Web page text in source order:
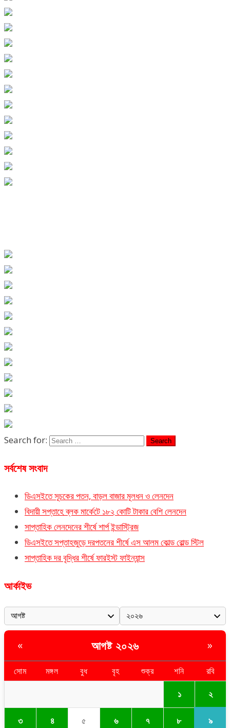
Search for:
সর্বশেষ সংবাদ
ডিএসইতে সূচকের পতন, বাড়ল বাজার মূলধন ও লেনদেন
বিদায়ী সপ্তাহে ব্লক মার্কেটে ১৮২ কোটি টাকার বেশি লেনদেন
সাপ্তাহিক লেনদেনের শীর্ষে শার্প ইন্ডাস্ট্রিজ
ডিএসইতে সপ্তাহজুড়ে দরপতনের শীর্ষে এস আলম কোল্ড রোল্ড স্টিল
সাপ্তাহিক দর বৃদ্ধির শীর্ষে ফারইস্ট ফাইন্যান্স
আর্কাইভ
« আগষ্ট ২০২৬ »
সোম মঙ্গল বুধ বৃহ শুক্র শনি রবি
১ ২
৩ ৪ ৫ ৬ ৭ ৮ ৯